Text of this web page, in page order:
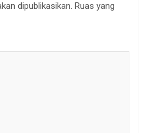
dipublikasikan. Ruas yang